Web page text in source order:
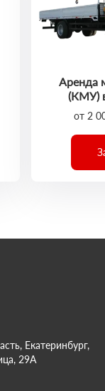
Аренда
(КМУ)
от 2
Екатеринбург,
29А